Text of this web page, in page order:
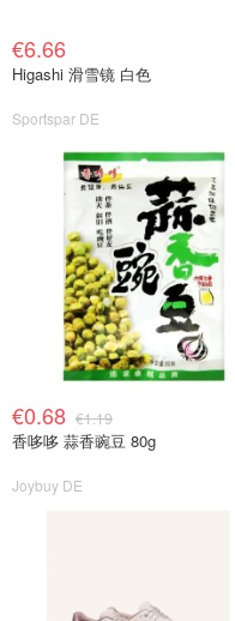
€6.66
Higashi 滑雪镜 白色
Sportspar DE
€0.68 €1.19
香哆哆 蒜香豌豆 80g
Joybuy DE